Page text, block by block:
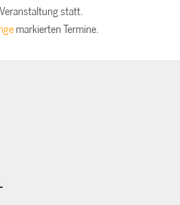
statt.
markierten Termine.